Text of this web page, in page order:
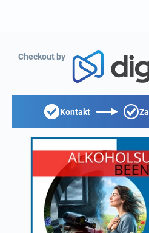
Checkout by
Kontakt